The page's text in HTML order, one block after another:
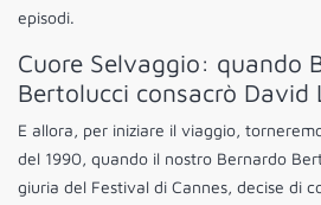
episodi.
Cuore Selvaggio: quando
Bertolucci consacrò David
E allora, per iniziare il viaggio,
del 1990, quando il nostro Bernardo
giuria del Festival di Cannes, decise di